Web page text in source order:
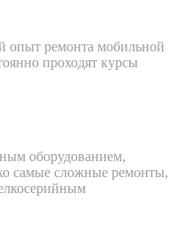
ремонта мобильной
проходят курсы
оборудованием,
самые сложные ремонты,